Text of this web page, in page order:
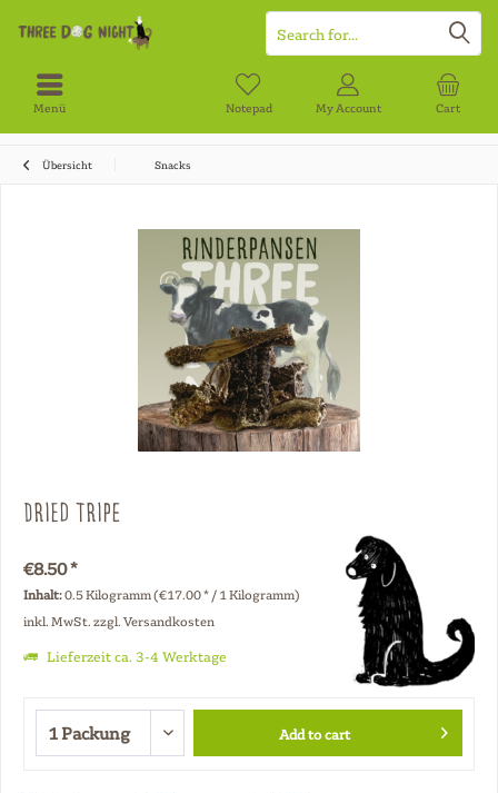
Menü Cart
Notepad My Account
Übersicht Snacks
Dried Tripe
€8.50 *
Inhalt:0.5 Kilogramm (€17.00 * / 1 Kilogramm)
inkl. MwSt. zzgl. Versandkosten
Lieferzeit ca. 3-4 Werktage
Add to cart